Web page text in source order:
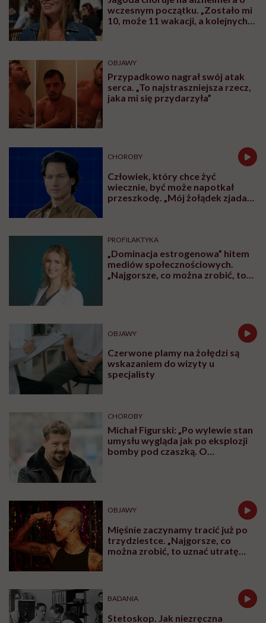
wczesnym początku. „Zostało mi
10, może 11 wakacji, a kolejnych
OBJAWY
Przypadkowo nagrał swój atak
serca. „To najstraszniejsza rzecz,
jaka mi się przydarzyła”
CHOROBY
Człowiek, który chce żyć
wiecznie, być może napotkał
przeszkodę. „Mój żołądek zjada
PROFILAKTYKA
„Dominacja estrogenowa” hitem
mediów społecznościowych.
„Najgorsze, co można zrobić, to
OBJAWY
Czerwone plamy na żołędzi są
wskazaniem do wizyty u
specjalisty
CHOROBY
Michał Figurski: „Po wylewie stan
umysłu wygląda jak po eksplozji
bomby pod czaszką. O
OBJAWY
Mięśnie zaczynamy tracić już po
trzydziestce. „Najgorsze, co
można zrobić, to uznać utratę
BADANIA
Stetoskop. Jak niezręczna